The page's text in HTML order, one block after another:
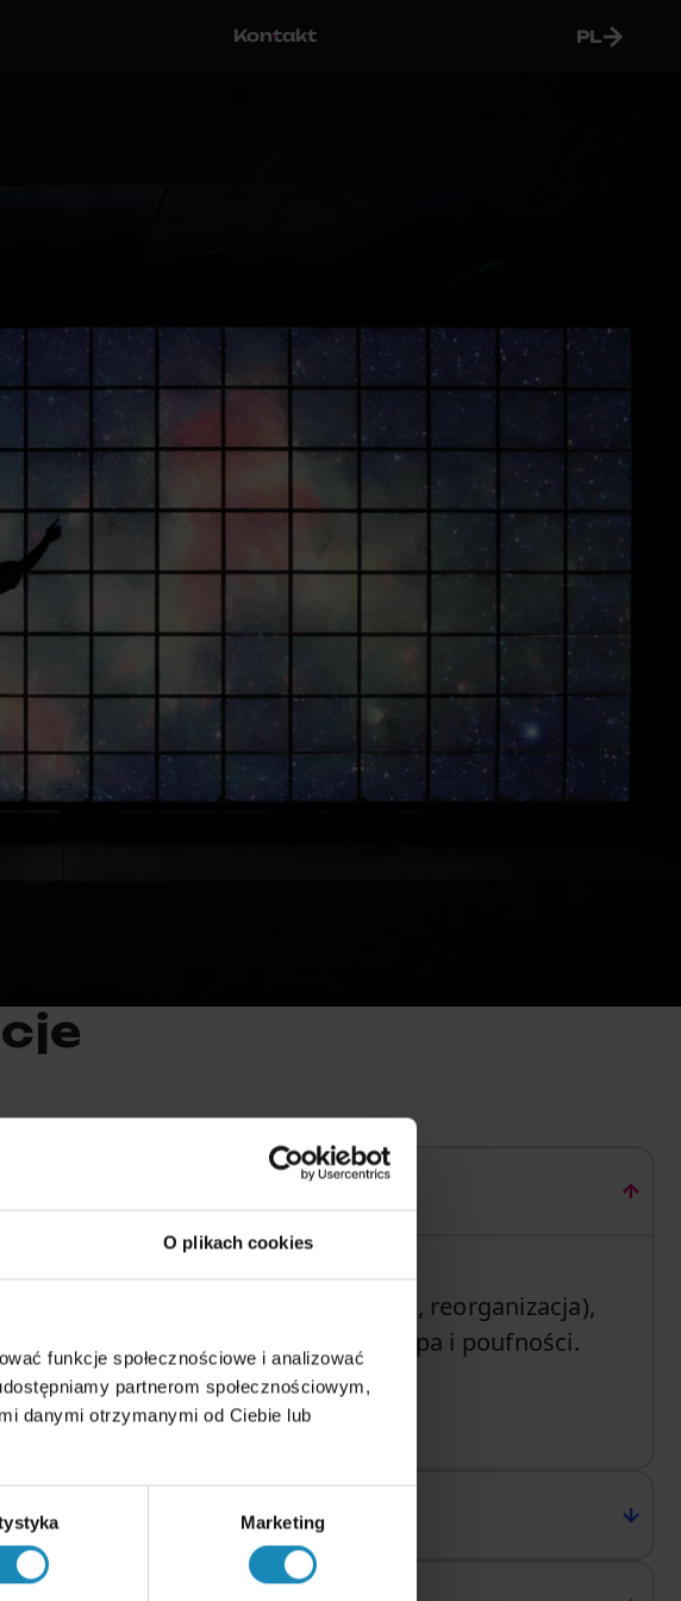
O plikach cookies
funkcje społecznościowe i analizować
partnerom społecznościowym,
danymi otrzymanymi od Ciebie lub
Marketing
Kontakt PL
pod Twój cel (sprzedaż, inwestycja, reorganizacja),
i domykamy proces z kontrolą tempa i poufności.